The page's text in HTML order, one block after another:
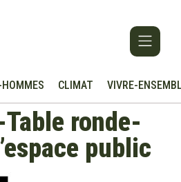
CLIMAT VIVRE-
ronde-
public